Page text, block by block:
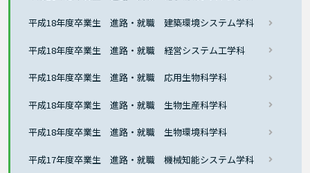
平成18年度卒業生 進路・就職 建築環境システム学科
平成18年度卒業生 進路・就職 経営システム工学科
平成18年度卒業生 進路・就職 応用生物科学科
平成18年度卒業生 進路・就職 生物生産科学科
平成18年度卒業生 進路・就職 生物環境科学科
平成17年度卒業生 進路・就職 機械知能システム学科